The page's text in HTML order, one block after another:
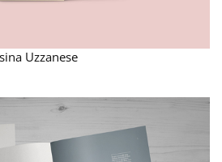
Uzzanese